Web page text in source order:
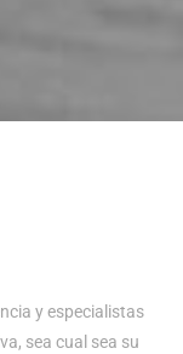
y especialistas
sea cual sea su